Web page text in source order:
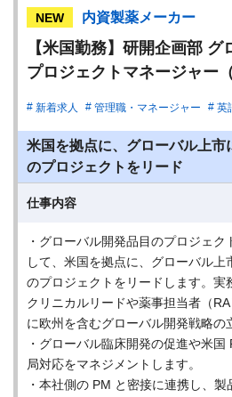
NEW 内資製薬メーカー
【米国勤務】研開企画部
プロジェクトマネージャー（
新着求人 管理職・マネージャー 英
米国を拠点に、グローバル上市
のプロジェクトをリード
仕事内容
・グローバル開発品目のプロジェク
して、米国を拠点に、グローバル
のプロジェクトをリードします。実
クリニカルリードや薬事担当者（
に欧州を含むグローバル開発戦略の
・グローバル臨床開発の促進や米国
局対応をマネジメントします。
・本社側の PM と密接に連携し、